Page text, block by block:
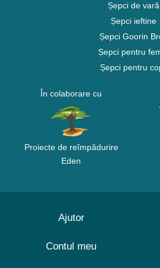
Șepci de vară
Șepci ieftine
Șepci Goorin
Șepci pentru
Șepci pentru
În colaborare cu
Proiecte de reîmpădurire
Eden
Ajutor
Contul meu